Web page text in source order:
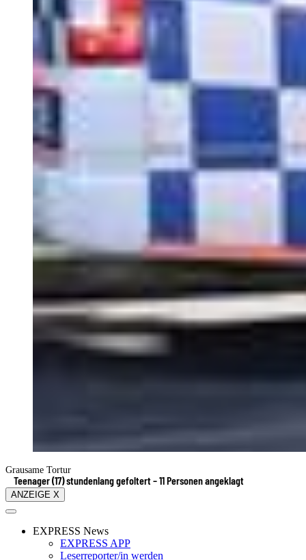
Grausame Tortur
Teenager (17) stundenlang gefoltert – 11 Personen angeklagt
ANZEIGE X
EXPRESS News
EXPRESS APP
Leserreporter/in werden